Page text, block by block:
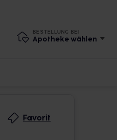
BESTELLUNG BEI
Apotheke wählen
Favorit